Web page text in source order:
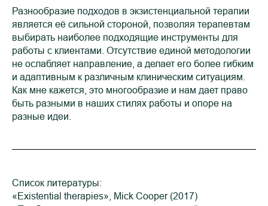
Разнообразие подходов в экзистенциальной терапии
является её сильной стороной, позволяя терапевтам
выбирать наиболее подходящие инструменты для
работы с клиентами. Отсутствие единой методологии
не ослабляет направление, а делает его более гибким
и адаптивным к различным клиническим ситуациям.
Как мне кажется, это многообразие и нам дает право
быть разными в наших стилях работы и опоре на
разные идеи.
Список литературы:
«Existential therapies», Mick Cooper (2017)